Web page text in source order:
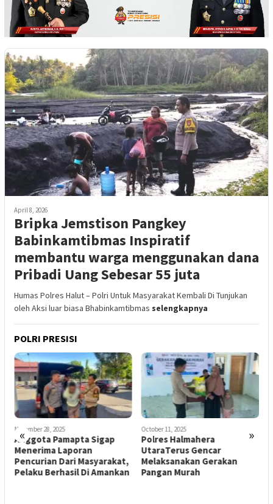
April 8, 2026
Bripka Jemstison Pangkey
Babinkamtibmas Inspiratif
membantu warga menggunakan dana
Pribadi Uang Sebesar 55 juta
Humas Polres Halut – Polri Untuk Masyarakat Kembali Di Tunjukan
oleh Aksi luar biasa Bhabinkamtibmas selengkapnya
POLRI PRESISI
« »
November 28, 2025
Anggota Pamapta Sigap
Menerima Laporan
Pencurian Dari Masyarakat,
Pelaku Berhasil Di Amankan
October 11, 2025
Polres Halmahera
UtaraTerus Gencar
Melaksanakan Gerakan
Pangan Murah